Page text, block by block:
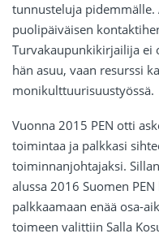
tunnusteluja pidemmälle.
puolipäiväisen
Turvakaupunkikirjailija ei
hän asuu, vaan resurssi
monikulttuurisuustyössä.
Vuonna 2015 PEN otti
toimintaa ja palkkasi
toiminnanjohtajaksi.
alussa 2016 Suomen
palkkaamaan enää osa-
toimeen valittiin Salla